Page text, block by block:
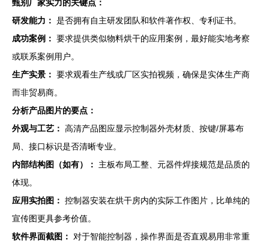
甄别厂家实力的关键点：
研发能力： 是否拥有自主研发团队和软件著作权、专利证书。
成功案例： 要求提供类似物料烘干的应用案例，最好能实地考察
或联系案例用户。
生产实景： 要求观看生产线或厂区实拍视频，确保是实体生产商
而非贸易商。
分析产品图片的要点：
外观与工艺： 高清产品图应显示控制器外壳材质、按键/屏幕布
局、接口标识是否清晰专业。
内部结构图（如有）：
主板布局工整、元器件焊接规范是品质的
体现。
应用实拍图： 控制器安装在烘干房内的实际工作图片，比单纯的
宣传图更具参考价值。
软件界面截图：
对于智能控制器，操作界面是否直观易用非常重